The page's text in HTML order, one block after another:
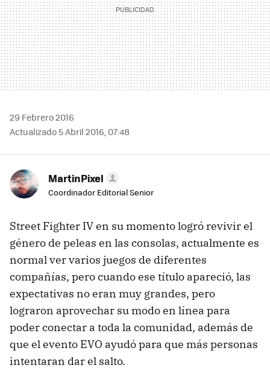
29 Febrero 2016
Actualizado 5 Abril 2016, 07:48
MartinPixel
Coordinador Editorial Senior
Street Fighter IV en su momento logró revivir el
género de peleas en las consolas, actualmente es
normal ver varios juegos de diferentes
compañías, pero cuando ese título apareció, las
expectativas no eran muy grandes, pero
lograron aprovechar su modo en línea para
poder conectar a toda la comunidad, además de
que el evento EVO ayudó para que más personas
intentaran dar el salto.